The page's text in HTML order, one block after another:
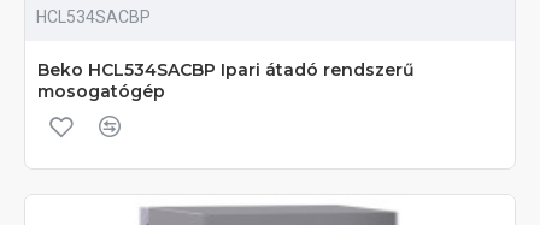
HCL534SACBP
Beko HCL534SACBP Ipari átadó rendszerű
mosogatógép